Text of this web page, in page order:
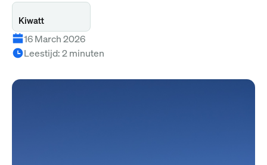
Kiwatt
16 March 2026
Leestijd:2minuten